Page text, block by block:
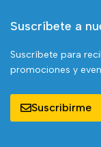
Suscríbete a
Suscríbete para
promociones y
Suscribirme